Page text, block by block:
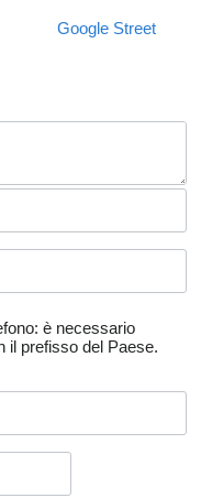
Google Street
è necessario
il prefisso del Paese.